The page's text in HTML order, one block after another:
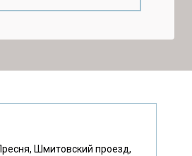
Шмитовский проезд,